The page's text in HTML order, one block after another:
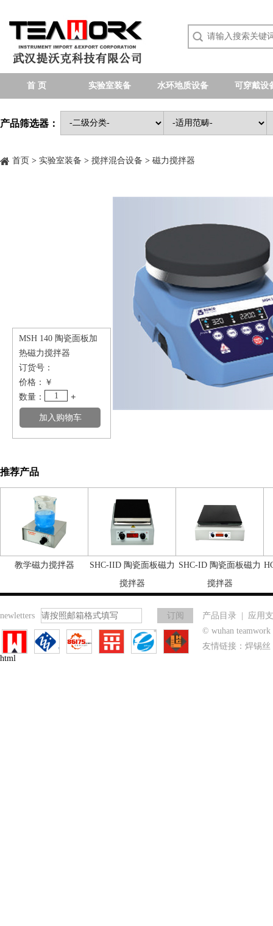
首 页 实验室装备 水环地质设备 可穿戴设
产品筛选器：
首页 > 实验室装备 > 搅拌混合设备 > 磁力搅拌器
MSH 140 陶瓷面板加
热磁力搅拌器
订货号：
价格： ￥
数量：
1 +
推荐产品
教学磁力搅拌器
SHC-IID 陶瓷面板磁力
搅拌器
SHC-ID 陶瓷面板磁力
搅拌器
newletters 产品目录
应用
© wuhan
友情链接： 焊锡丝
html